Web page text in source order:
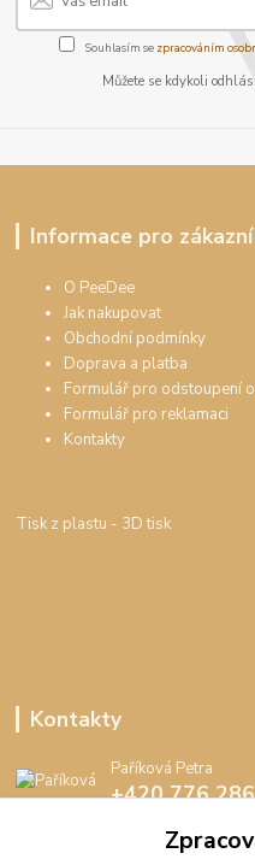
Souhlasím se zpracováním
Můžete se kdykoli
Informace pro
O PeeDee
Jak nakupovat
Obchodní podmínky
Doprava a platba
Formulář pro odstoupení
Formulář pro reklamaci
Kontakty
Tisk z plastu - 3D tisk
Kontakty
Paříková Petra
+420 776